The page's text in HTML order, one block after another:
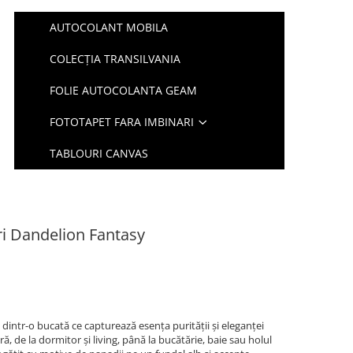
AUTOCOLANT MOBILA
COLECȚIA TRANSILVANIA
FOLIE AUTOCOLANTA GEAM
FOTOTAPET FARA IMBINARI
TABLOURI CANVAS
Dandelion Fantasy
o bucată ce capturează esența purității și eleganței
de la dormitor și living, până la bucătărie, baie sau holul